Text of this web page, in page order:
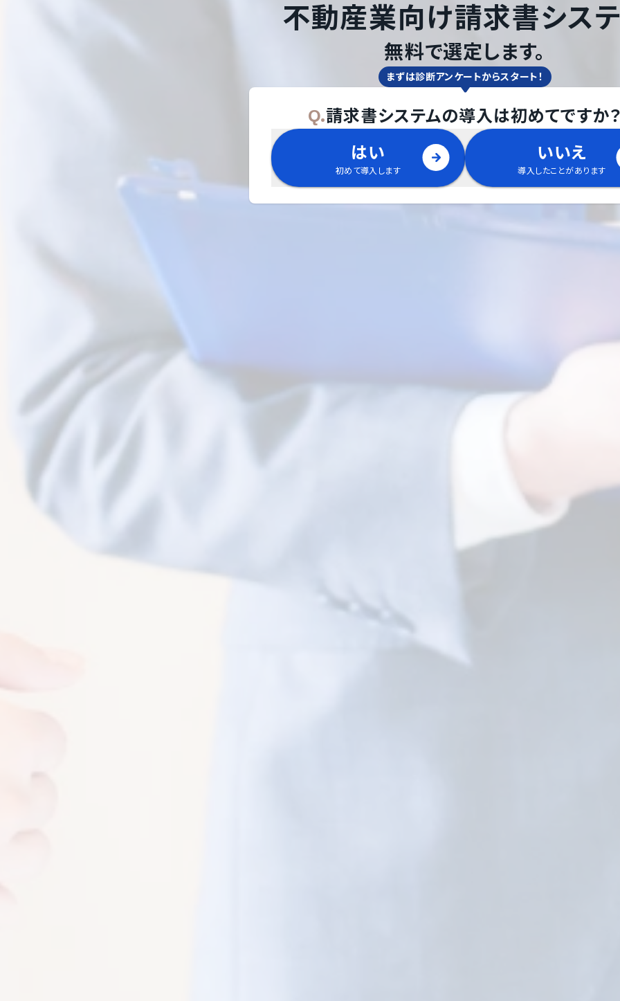
不動産業向け請求書シス
無料で選定します。
まずは診断アンケートからスタート！
Q.請求書システムの導入は初めてですか
はい
初めて導入します
いいえ
導入したことがあります